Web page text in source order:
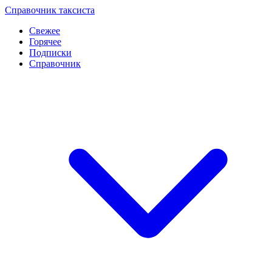
Перейти
контенту
Справочник таксиста
Свежее
Горячее
Подписки
Справочник